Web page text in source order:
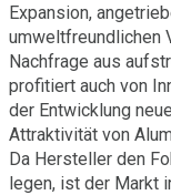
Expansion,
umweltfreundlichen
Nachfrage aus
profitiert auch von
der Entwicklung
Attraktivität von
Da Hersteller den
legen, ist der Markt